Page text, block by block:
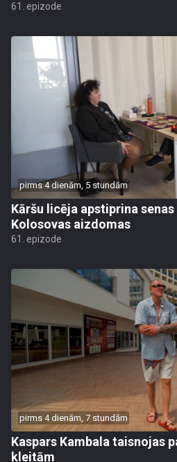
61. epizode
pirms 4 dienām, 5 stundām
Kāršu licēja apstiprina
Kolosovas aizdomas
61. epizode
pirms 4 dienām, 7 stundām
Kaspars Kambala taisnojas
kleitām